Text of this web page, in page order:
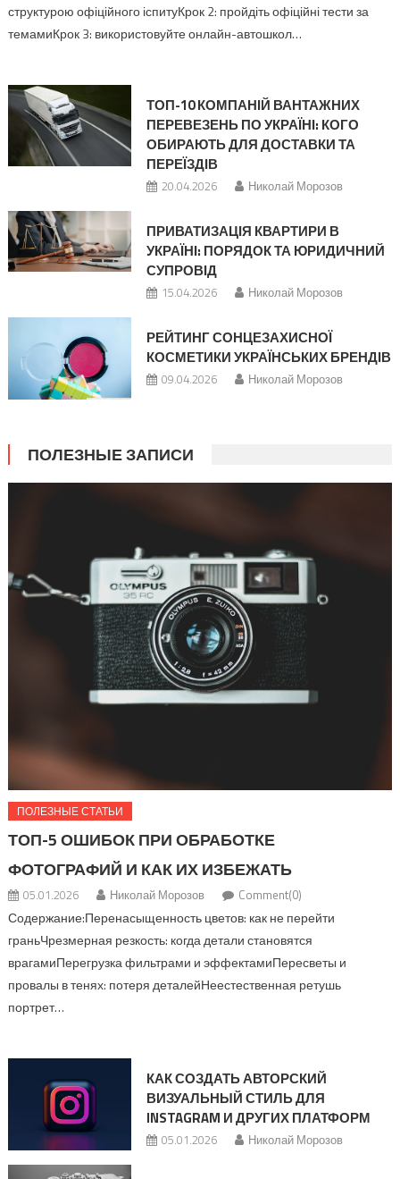
структурою офіційного іспитуКрок 2: пройдіть офіційні тести за
темамиКрок 3: використовуйте онлайн-автошкол…
ТОП-10 КОМПАНІЙ ВАНТАЖНИХ
ПЕРЕВЕЗЕНЬ ПО УКРАЇНІ: КОГО
ОБИРАЮТЬ ДЛЯ ДОСТАВКИ ТА
ПЕРЕЇЗДІВ
20.04.2026 Николай Морозов
ПРИВАТИЗАЦІЯ КВАРТИРИ В
УКРАЇНІ: ПОРЯДОК ТА ЮРИДИЧНИЙ
СУПРОВІД
15.04.2026 Николай Морозов
РЕЙТИНГ СОНЦЕЗАХИСНОЇ
КОСМЕТИКИ УКРАЇНСЬКИХ БРЕНДІВ
09.04.2026 Николай Морозов
ПОЛЕЗНЫЕ ЗАПИСИ
ПОЛЕЗНЫЕ СТАТЬИ
ТОП-5 ОШИБОК ПРИ ОБРАБОТКЕ
ФОТОГРАФИЙ И КАК ИХ ИЗБЕЖАТЬ
05.01.2026 Николай Морозов Comment(0)
Содержание:Перенасыщенность цветов: как не перейти
граньЧрезмерная резкость: когда детали становятся
врагамиПерегрузка фильтрами и эффектамиПересветы и
провалы в тенях: потеря деталейНеестественная ретушь
портрет…
КАК СОЗДАТЬ АВТОРСКИЙ
ВИЗУАЛЬНЫЙ СТИЛЬ ДЛЯ
INSTAGRAM И ДРУГИХ ПЛАТФОРМ
05.01.2026 Николай Морозов